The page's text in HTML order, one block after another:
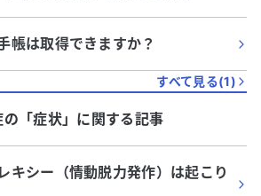
帳は取得できますか？
すべて見る(1)
の「症状」に関する記事
キシー（情動脱力発作）は起こり